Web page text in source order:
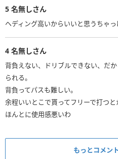
5 名無しさん
4 名無しさん
背負えない、ドリブルできない、だ
られる。
背負ってパスも難しい。
余程いいとこで貰ってフリーで打つ
ほんとに使用感悪いわ
もっとコメン